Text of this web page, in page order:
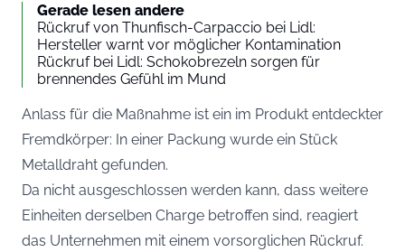
Gerade lesen andere
Rückruf von Thunfisch-Carpaccio bei Lidl:
Hersteller warnt vor möglicher Kontamination
Rückruf bei Lidl: Schokobrezeln sorgen für
brennendes Gefühl im Mund
Anlass für die Maßnahme ist ein im Produkt entdeckter
Fremdkörper: In einer Packung wurde ein Stück
Metalldraht gefunden.
Da nicht ausgeschlossen werden kann, dass weitere
Einheiten derselben Charge betroffen sind, reagiert
das Unternehmen mit einem vorsorglichen Rückruf.